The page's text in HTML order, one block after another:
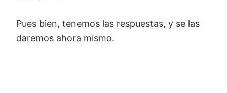
Pues bien, tenemos las respuestas, y se las
daremos ahora mismo.